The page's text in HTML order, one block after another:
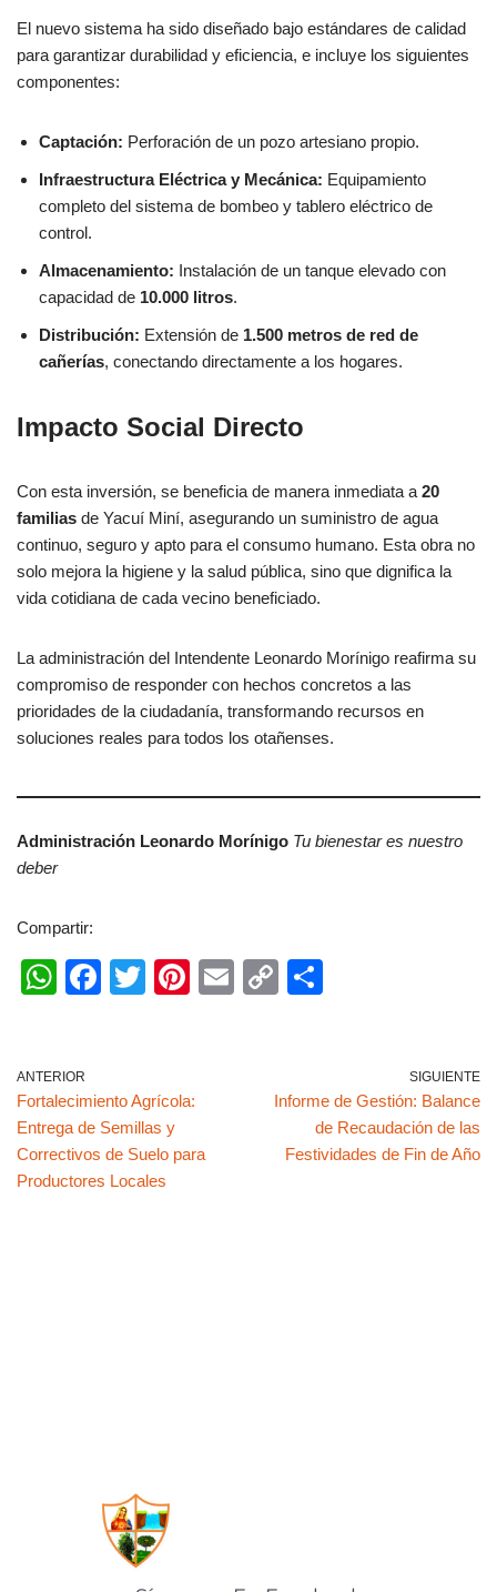
El nuevo sistema ha sido diseñado bajo estándares de calidad
para garantizar durabilidad y eficiencia, e incluye los siguientes
componentes:
Captación: Perforación de un pozo artesiano propio.
Infraestructura Eléctrica y Mecánica: Equipamiento
completo del sistema de bombeo y tablero eléctrico de
control.
Almacenamiento: Instalación de un tanque elevado con
capacidad de 10.000 litros.
Distribución: Extensión de 1.500 metros de red de
cañerías, conectando directamente a los hogares.
Impacto Social Directo
Con esta inversión, se beneficia de manera inmediata a 20
familias de Yacuí Miní, asegurando un suministro de agua
continuo, seguro y apto para el consumo humano. Esta obra no
solo mejora la higiene y la salud pública, sino que dignifica la
vida cotidiana de cada vecino beneficiado.
La administración del Intendente Leonardo Morínigo reafirma su
compromiso de responder con hechos concretos a las
prioridades de la ciudadanía, transformando recursos en
soluciones reales para todos los otañenses.
Administración Leonardo Morínigo Tu bienestar es nuestro
deber
Compartir:
W
s
A
p
p
F
b
o
o
T
Pi
st
E
C
Li
n
ar
tir
ANTERIOR
Fortalecimiento Agrícola:
Entrega de Semillas y
Correctivos de Suelo para
Productores Locales
SIGUIENTE
Informe de Gestión: Balance
de Recaudación de las
Festividades de Fin de Año